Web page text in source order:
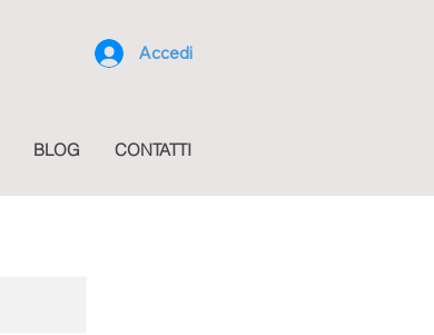
Accedi
BLOG CONTATTI